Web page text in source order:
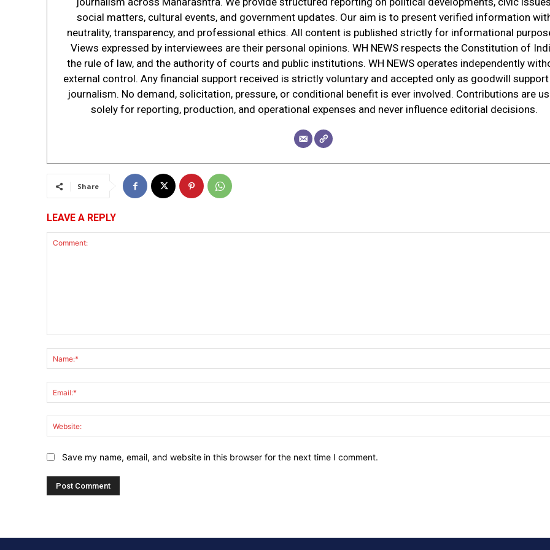
social matters, cultural events, and government updates. Our aim is to present verified information
neutrality, transparency, and professional ethics. All content is published strictly for informational
Views expressed by interviewees are their personal opinions. WH NEWS respects the Constitution of
the rule of law, and the authority of courts and public institutions. WH NEWS operates independently
external control. Any financial support received is strictly voluntary and accepted only as goodwill
journalism. No demand, solicitation, pressure, or conditional benefit is ever involved. Contributions are
solely for reporting, production, and operational expenses and never influence editorial decisions.
Share
LEAVE A REPLY
Save my name, email, and website in this browser for the next time I comment.